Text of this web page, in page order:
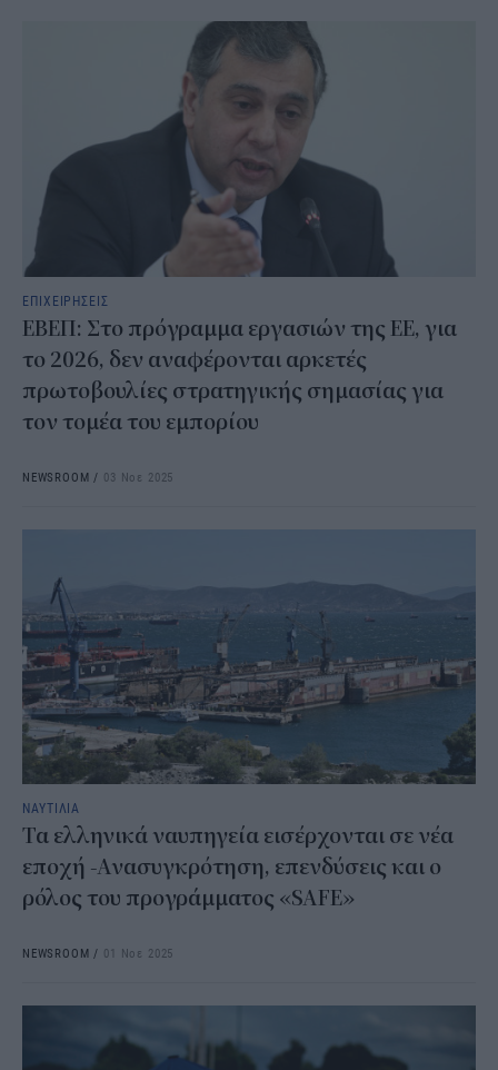
ΕΠΙΧΕΙΡΗΣΕΙΣ
ΕΒΕΠ: Στο πρόγραμμα εργασιών της ΕΕ, για
το 2026, δεν αναφέρονται αρκετές
πρωτοβουλίες στρατηγικής σημασίας για
τον τομέα του εμπορίου
NEWSROOM / 03 Νοε 2025
ΝΑΥΤΙΛΙΑ
Τα ελληνικά ναυπηγεία εισέρχονται σε νέα
εποχή -Ανασυγκρότηση, επενδύσεις και ο
ρόλος του προγράμματος «SAFE»
NEWSROOM / 01 Νοε 2025